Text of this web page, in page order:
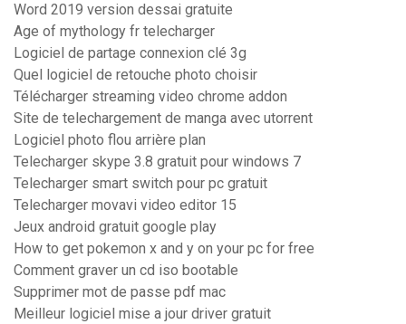
Word 2019 version dessai gratuite
Age of mythology fr telecharger
Logiciel de partage connexion clé 3g
Quel logiciel de retouche photo choisir
Télécharger streaming video chrome addon
Site de telechargement de manga avec utorrent
Logiciel photo flou arrière plan
Telecharger skype 3.8 gratuit pour windows 7
Telecharger smart switch pour pc gratuit
Telecharger movavi video editor 15
Jeux android gratuit google play
How to get pokemon x and y on your pc for free
Comment graver un cd iso bootable
Supprimer mot de passe pdf mac
Meilleur logiciel mise a jour driver gratuit